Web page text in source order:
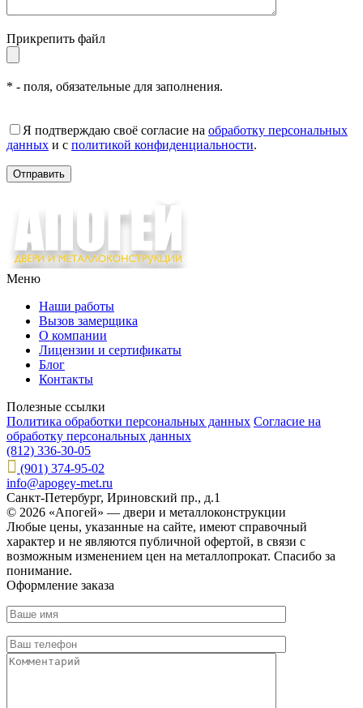
Прикрепить файл
* - поля, обязательные для заполнения.
Я подтверждаю своё согласие на обработку персональных
данных и с политикой конфиденциальности.
Меню
Наши работы
Вызов замерщика
О компании
Лицензии и сертификаты
Блог
Контакты
Полезные ссылки
Политика обработки персональных данных Согласие на
обработку персональных данных
(812) 336-30-05
(901) 374-95-02
info@apogey-met.ru
Санкт-Петербург, Ириновский пр., д.1
© 2026 «Апогей» — двери и металлоконструкции
Любые цены, указанные на сайте, имеют справочный
характер и не являются публичной офертой, в связи с
возможным изменением цен на металлопрокат. Спасибо за
понимание.
Оформление заказа